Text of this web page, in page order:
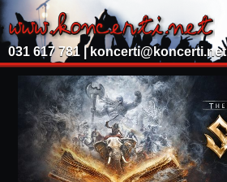
031 617 781 | koncerti@koncerti.net